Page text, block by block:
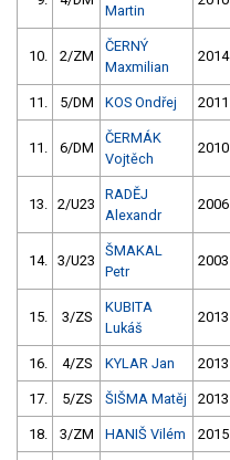
Martin
10. 2/ZM
ČERNÝ
Maxmilian
2014
11. 5/DM KOS Ondřej 2011
11. 6/DM
ČERMÁK
Vojtěch
2010
13. 2/U23
RADĚJ
Alexandr
2006
14. 3/U23
ŠMAKAL
Petr
2003
15. 3/ZS
KUBITA
Lukáš
2013
16. 4/ZS KYLAR Jan 2013
17. 5/ZS ŠIŠMA Matěj 2013
18. 3/ZM HANIŠ Vilém 2015